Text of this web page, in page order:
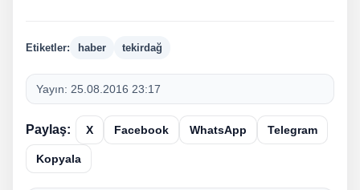
Etiketler: haber tekirdağ
Yayın: 25.08.2016 23:17
Paylaş: X Facebook WhatsApp Telegram
Kopyala